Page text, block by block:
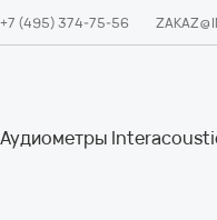
+7 (495) 374-75-56
Аудиометры